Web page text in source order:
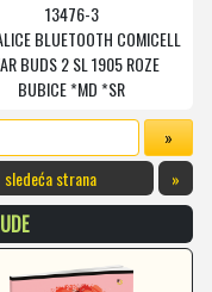
13476-3
BLUETOOTH COMICELL
BUDS 2 SL 1905 ROZE
BUBICE *MD *SR
sledeća strana »